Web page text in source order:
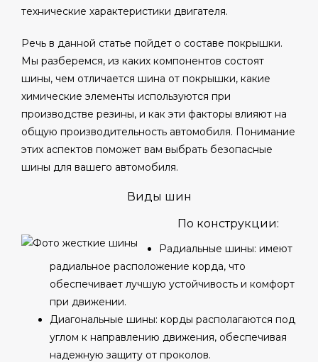
технические характеристики двигателя.
Речь в данной статье пойдет о составе покрышки.
Мы разберемся, из каких компонентов состоят
шины, чем отличается шина от покрышки, какие
химические элементы используются при
производстве резины, и как эти факторы влияют на
общую производительность автомобиля. Понимание
этих аспектов поможет вам выбрать безопасные
шины для вашего автомобиля.
Виды шин
По конструкции:
Радиальные шины: имеют
радиальное расположение корда, что
обеспечивает лучшую устойчивость и комфорт
при движении.
Диагональные шины: корды располагаются под
углом к направлению движения, обеспечивая
надежную защиту от проколов.